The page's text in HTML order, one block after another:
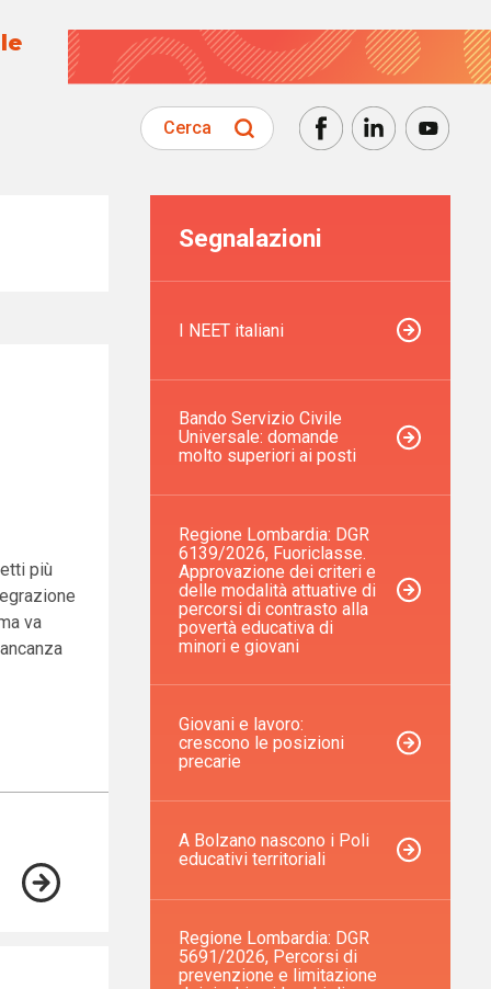
Cerca
più
va
Segnalazioni
I NEET italiani
Bando Servizio Civile
Universale: domande
molto superiori ai posti
Regione Lombardia: DGR
6139/2026, Fuoriclasse.
Approvazione dei criteri e
delle modalità attuative di
percorsi di contrasto alla
povertà educativa di
minori e giovani
Giovani e lavoro:
crescono le posizioni
precarie
A Bolzano nascono i Poli
educativi territoriali
Regione Lombardia: DGR
5691/2026, Percorsi di
prevenzione e limitazione